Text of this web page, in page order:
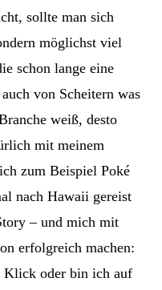
sollte man sich
möglichst viel
schon lange eine
von Scheitern was
weiß, desto
mit meinem
zum Beispiel Poké
nach Hawaii gereist
– und mich mit
erfolgreich machen:
Klick oder bin ich auf